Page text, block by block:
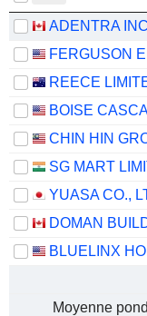
ADENTRA
REECE
CHIN HIN
SG MART
YUASA CO.,
BLUELINX
Moyenne